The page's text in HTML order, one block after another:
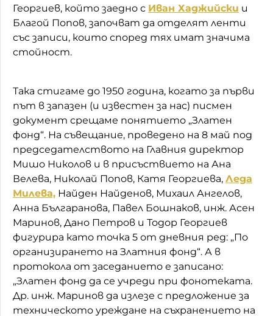
Георгиев, който заедно с Иван Хаджийски и
Благой Попов, започват да отделят ленти
със записи, които според тях имат значима
стойност.
Така стигаме до 1950 година, когато за първи
път в запазен (и известен за нас) писмен
документ срещаме понятието „Златен
фонд“. На съвещание, проведено на 8 май под
председателството на Главния директор
Мишо Николов и в присъствието на Ана
Велева, Николай Попов, Катя Георгиева, Леда
Милева, Найден Найденов, Михаил Ангелов,
Анна Българанова, Павел Бошнаков, инж. Асен
Маринов, Дано Петров и Тодор Георгиев
фигурира като точка 5 от дневния ред: „По
организирането на Златния фонд“. А в
протокола от заседанието е записано:
„Златен фонд да се учреди при фонотеката.
Др. инж. Маринов да излезе с предложение за
техническото уреждане на съхранението на